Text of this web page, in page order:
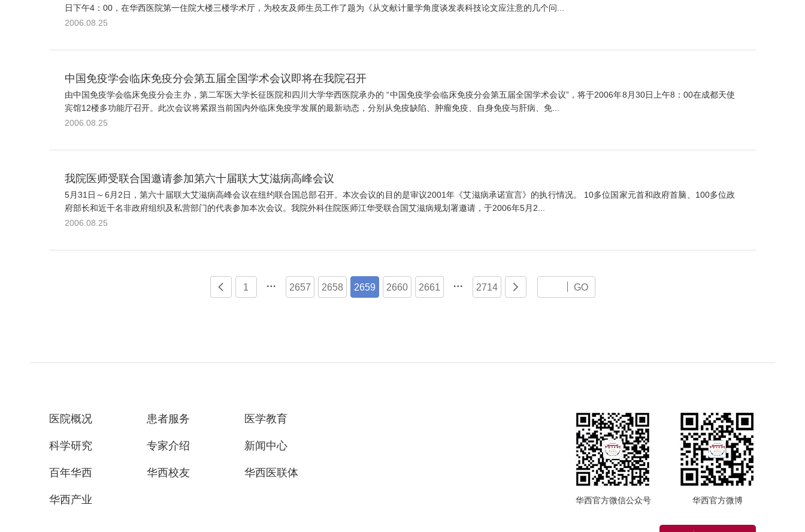
日下午4：00，在华西医院第一住院大楼三楼学术厅，为校友及师生员工作了题为《从文献计量学角度谈发表科技论文应注意的几个问...
2006.08.25
中国免疫学会临床免疫分会第五届全国学术会议即将在我院召开
由中国免疫学会临床免疫分会主办，第二军医大学长征医院和四川大学华西医院承办的 “中国免疫学会临床免疫分会第五届全国学术会议”，将于2006年8月30日上午8：00在成都天使
宾馆12楼多功能厅召开。此次会议将紧跟当前国内外临床免疫学发展的最新动态，分别从免疫缺陷、肿瘤免疫、自身免疫与肝病、免...
2006.08.25
我院医师受联合国邀请参加第六十届联大艾滋病高峰会议
5月31日～6月2日，第六十届联大艾滋病高峰会议在纽约联合国总部召开。本次会议的目的是审议2001年《艾滋病承诺宣言》的执行情况。 10多位国家元首和政府首脑、100多位政
府部长和近千名非政府组织及私营部门的代表参加本次会议。我院外科住院医师江华受联合国艾滋病规划署邀请，于2006年5月2...
2006.08.25
 1  2657 2658 2659 2660 2661  2714  GO
医院概况 患者服务 医学教育
科学研究 专家介绍 新闻中心
百年华西 华西校友 华西医联体
华西产业 华西官方微信公众号 华西官方微博